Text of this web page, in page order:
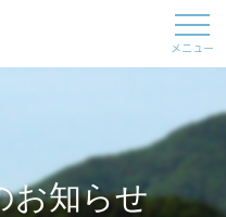
メニュー
お知らせ